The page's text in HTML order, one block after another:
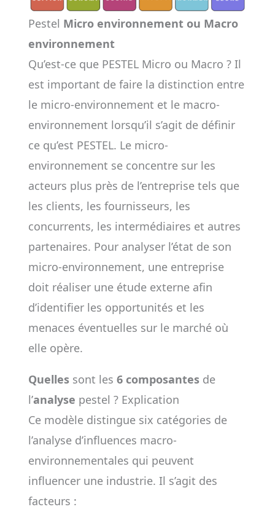
Pestel Micro environnement ou Macro
environnement
Qu’est-ce que PESTEL Micro ou Macro ? Il
est important de faire la distinction entre
le micro-environnement et le macro-
environnement lorsqu’il s’agit de définir
ce qu’est PESTEL. Le micro-
environnement se concentre sur les
acteurs plus près de l’entreprise tels que
les clients, les fournisseurs, les
concurrents, les intermédiaires et autres
partenaires. Pour analyser l’état de son
micro-environnement, une entreprise
doit réaliser une étude externe afin
d’identifier les opportunités et les
menaces éventuelles sur le marché où
elle opère.
Quellessont les 6 composantesde
l’analyse pestel ? Explication
Ce modèle distingue six catégories de
l’analyse d’influences macro-
environnementales qui peuvent
influencer une industrie. Il s’agit des
facteurs :